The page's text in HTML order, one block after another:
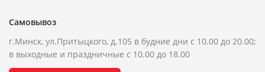
Самовывоз
г.Минск, ул.Притыцкого, д.105 в будние дни с 10.00 до 20.00;
в выходные и праздничные с 10.00 до 18.00